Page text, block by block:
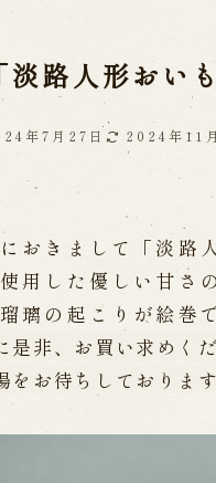
人間国宝 故
受け継いで
近日開
演 海外旅行客向け特
淡路人形おい
年7月27日 2024年11
おきまして「淡路
用した優しい甘さ
璃の起こりが絵巻
是非、お買い求めくだ
をお待ちしております